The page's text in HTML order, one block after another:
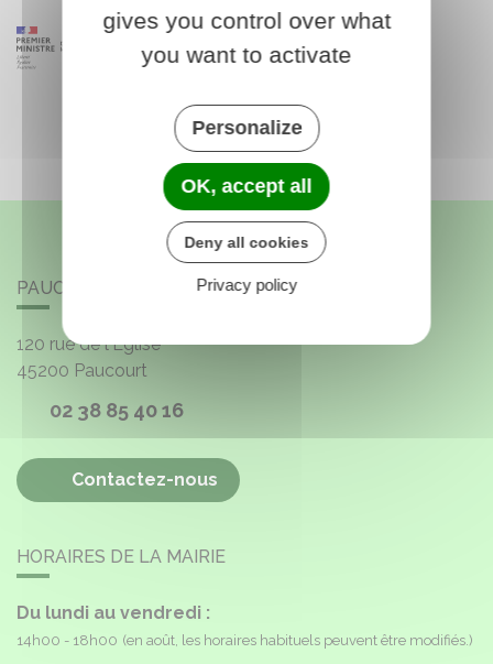
PAUCOURT
120 rue de l'Église
45200 Paucourt
02 38 85 40 16
Contactez-nous
HORAIRES DE LA MAIRIE
Du lundi au vendredi :
14h00 - 18h00 (en août, les horaires habituels peuvent être modifiés.)
gives you control over what
you want to activate
Personalize
OK, accept all
Deny all cookies
Privacy policy